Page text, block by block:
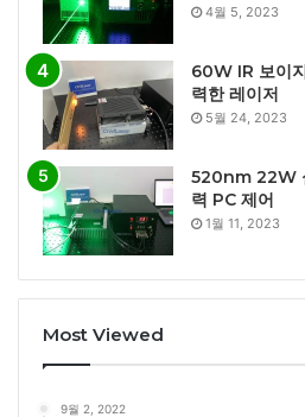
4월 5, 2023
60W IR 보이
력한 레이저
5월 24, 2023
520nm 22W
력 PC 제어
1월 11, 2023
Most Viewed
9월 2, 2022